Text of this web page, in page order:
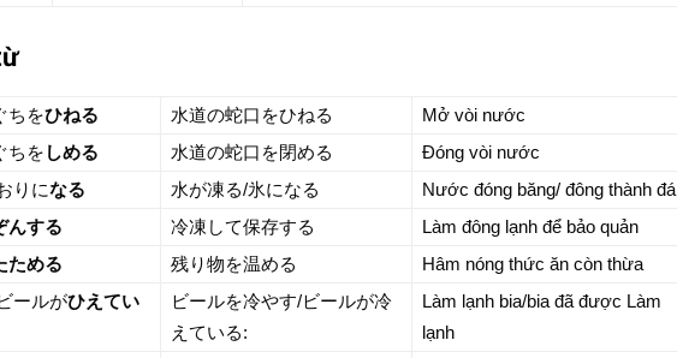
ちをひねる 水道の蛇口をひねる
Mở vòi nước
ちを しめる 水道の蛇口を閉める
Đóng vòi nước
りになる 水が凍る/氷になる
Nước đóng băng/ đông thành đá
んする 冷凍して保存する
Làm đông lạnh để bảo quản
ためる 残り物を温める
Hâm nóng thức ăn còn thừa
ールがひえてい
ビールを冷やす/ビールが冷
えている:
Làm lạnh bia/bia đã được Làm
lạnh